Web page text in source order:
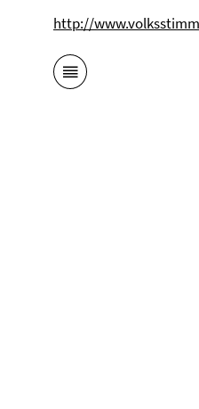
http://